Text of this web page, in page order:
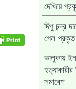
দেখিয়ে
দিপু চন্দ্র
গেল প্রকৃত
ভালুকায়
হত্যাকারীর
সমাবেশ